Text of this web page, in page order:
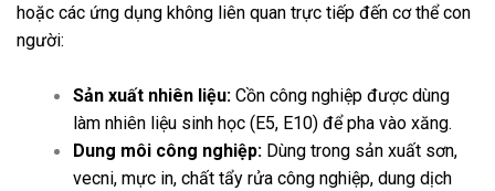
hoặc các ứng dụng không liên quan trực tiếp đến cơ thể con
người:
Sản xuất nhiên liệu: Cồn công nghiệp được dùng
làm nhiên liệu sinh học (E5, E10) để pha vào xăng.
Dung môi công nghiệp: Dùng trong sản xuất sơn,
vecni, mực in, chất tẩy rửa công nghiệp, dung dịch